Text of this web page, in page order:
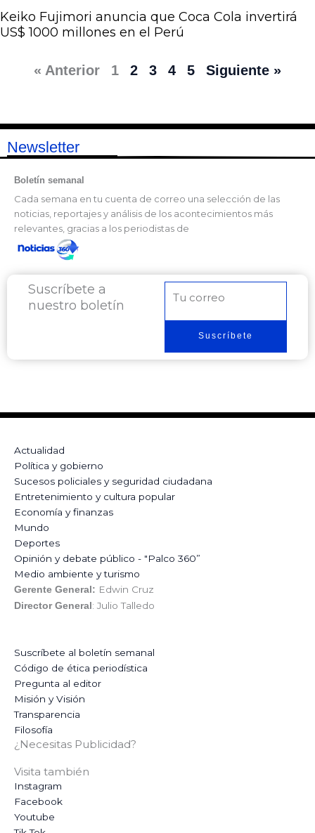
Keiko Fujimori anuncia que Coca Cola invertirá
US$ 1000 millones en el Perú
« Anterior 1 2 3 4 5 Siguiente »
Newsletter
Boletín semanal
Cada semana en tu cuenta de correo una selección de las
noticias, reportajes y análisis de los acontecimientos más
relevantes, gracias a los periodistas de
Suscríbete a
nuestro boletín
electrónico
Suscríbete
Actualidad
Política y gobierno
Sucesos policiales y seguridad ciudadana
Entretenimiento y cultura popular
Economía y finanzas
Mundo
Deportes
Opinión y debate público - "Palco 360”
Medio ambiente y turismo
Gerente General: Edwin Cruz
Director General : Julio Talledo
Suscríbete al boletín semanal
Código de ética periodística
Pregunta al editor
Misión y Visión
Transparencia
Filosofía
¿Necesitas Publicidad?
Visita también
Instagram
Facebook
Youtube